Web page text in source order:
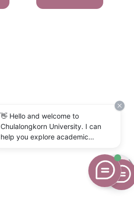
👋 Hello and welcome to
Chulalongkorn University. I can
help you explore academic